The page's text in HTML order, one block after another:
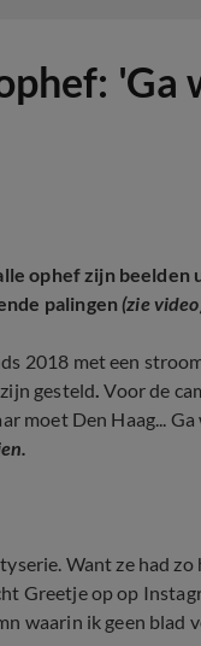
'Ga
ophef zijn beelden
palingen(zie
2018 met een
gesteld.Voor de
moet Den Haag... Ga
Want ze had zo
Greetje op op
waarin ik geen blad